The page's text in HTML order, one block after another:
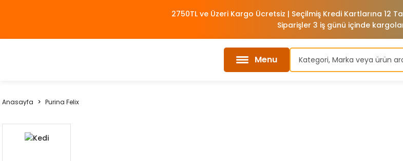
2750TL ve Üzeri Kargo Ücretsiz | Seçilmiş Kredi Kartlarına 12
Siparişler 3 iş günü içinde
Menu
Anasayfa Purina Felix